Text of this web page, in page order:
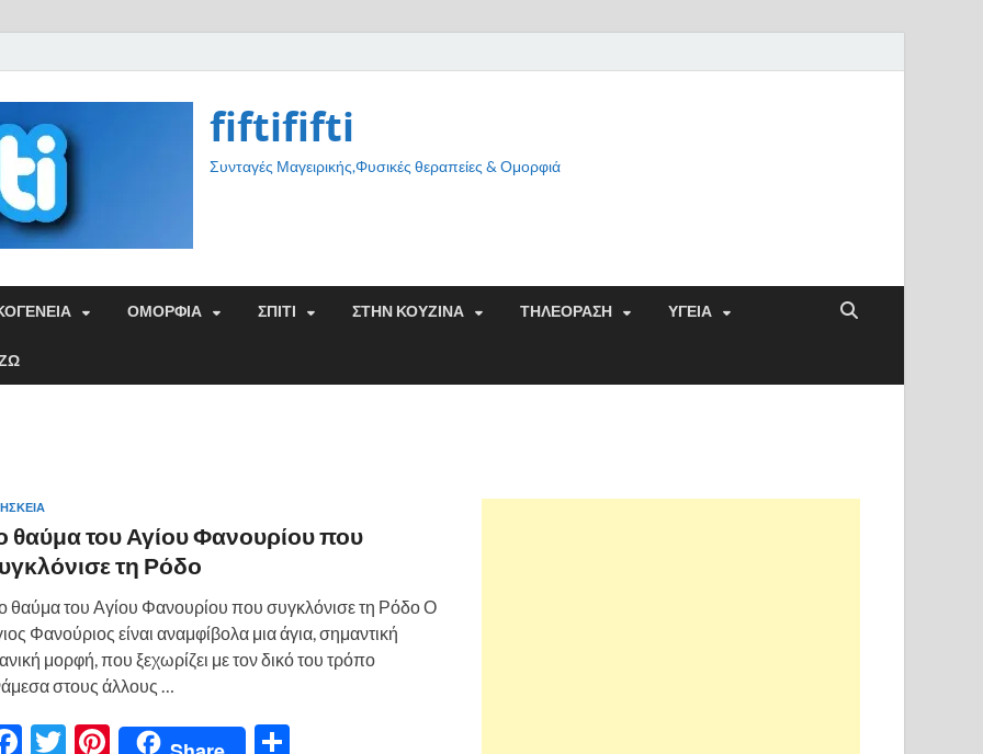
fiftififti
Συνταγές Μαγειρικής,Φυσικές θεραπείες & Ομορφιά
ΟΜΟΡΦΙΑ ΣΠΙΤΙ ΣΤΗΝ ΚΟΥΖΙΝΑ ΤΗΛΕΟΡΑΣΗ ΥΓΕΙΑ
θαύμα του Αγίου Φανουρίου που
τη Ρόδο
θαύμα του Αγίου Φανουρίου που συγκλόνισε τη Ρόδο Ο
Φανούριος είναι αναμφίβολα μια άγια, σημαντική
μορφή, που ξεχωρίζει με τον δικό του τρόπο
στους άλλους …
F
T
Pi